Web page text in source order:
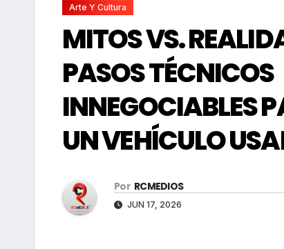
Arte Y Cultura
MITOS VS.
PASOS TÉCNICOS
INNEGOCIABLES
UN VEHÍCULO
Por RCMEDIOS
JUN 17, 2026